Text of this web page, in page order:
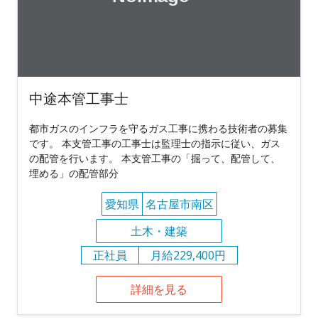
中途本管工事士
都市ガスのインフラを守るガス工事に携わる技術者の募集
です。 本支管工事の工事士は監理士の指示に従い、ガス
の配管を行います。 本支管工事の「掘って、配管して、
埋める」の配管部分
愛知県 名古屋市南区
土木・建築
正社員
月給229,400円
詳細を見る